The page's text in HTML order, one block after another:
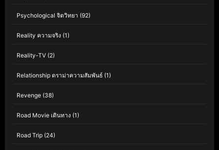
Psychological จิตวิทยา (92)
Reality ความจริง (1)
Reality-TV (2)
Relationship ดราม่าความสัมพันธ์ (1)
Revenge (38)
Road Movie เดินทาง (1)
Road Trip (24)